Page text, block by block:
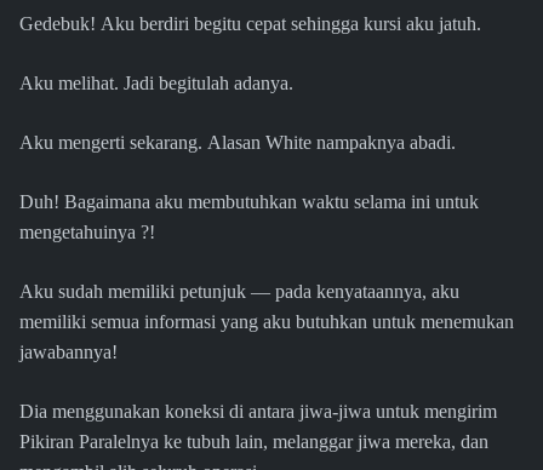
Gedebuk! Aku berdiri begitu cepat sehingga kursi aku jatuh.
Aku melihat. Jadi begitulah adanya.
Aku mengerti sekarang. Alasan White nampaknya abadi.
Duh! Bagaimana aku membutuhkan waktu selama ini untuk
mengetahuinya ?!
Aku sudah memiliki petunjuk — pada kenyataannya, aku
memiliki semua informasi yang aku butuhkan untuk menemukan
jawabannya!
Dia menggunakan koneksi di antara jiwa-jiwa untuk mengirim
Pikiran Paralelnya ke tubuh lain, melanggar jiwa mereka, dan